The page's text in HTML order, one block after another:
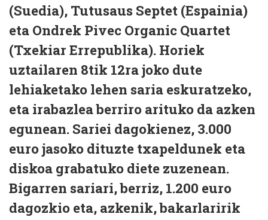
(Suedia), Tutusaus Septet (Espainia)
eta Ondrek Pivec Organic Quartet
(Txekiar Errepublika). Horiek
uztailaren 8tik 12ra joko dute
lehiaketako lehen saria eskuratzeko,
eta irabazlea berriro arituko da azken
egunean. Sariei dagokienez, 3.000
euro jasoko dituzte txapeldunek eta
diskoa grabatuko diete zuzenean.
Bigarren sariari, berriz, 1.200 euro
dagozkio eta, azkenik, bakarlaririk